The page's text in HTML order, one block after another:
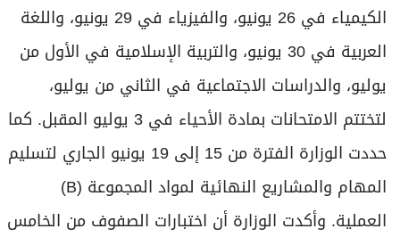
الكيمياء في 26 يونيو، والفيزياء في 29 يونيو، واللغة
العربية في 30 يونيو، والتربية الإسلامية في الأول من
يوليو، والدراسات الاجتماعية في الثاني من يوليو،
لتختتم الامتحانات بمادة الأحياء في 3 يوليو المقبل. كما
حددت الوزارة الفترة من 15 إلى 19 يونيو الجاري لتسليم
المهام والمشاريع النهائية لمواد المجموعة (B)
العملية. وأكدت الوزارة أن اختبارات الصفوف من الخامس